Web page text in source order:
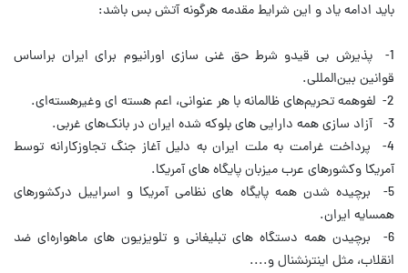
باید ادامه یاد و این شرایط مقدمه هرگونه آتش ‌بس باشد:
‌1-‌ پذیرش بی قیدو شرط حق غنی سازی اورانیوم برای ایران براساس
قوانین بین‌المللی.‌
‌2-‌ لغوهمه تحریم‌های ظالمانه با هر عنوانی، اعم هسته‌ ای وغیرهسته‌ای.‌
‌3-‌ ‌ آزاد سازی همه دارایی های بلوکه شده ایران در بانک‌های غربی.‌
‌4-‌ پرداخت غرامت به ملت ایران به دلیل آغاز جنگ تجاوزکارانه توسط
آمریکا وکشورهای ‌عرب میزبان پایگاه های آمریکا.‌
‌5-‌ برچیده شدن همه پایگاه های نظامی آمریکا و اسراییل درکشورهای
همسایه ایران.‌
‌6-‌ برچیدن همه دستگاه های تبلیغانی و تلویزیون های ماهواره‌ای ضد
انقلاب، مثل ‌اینترنشنال و....‌